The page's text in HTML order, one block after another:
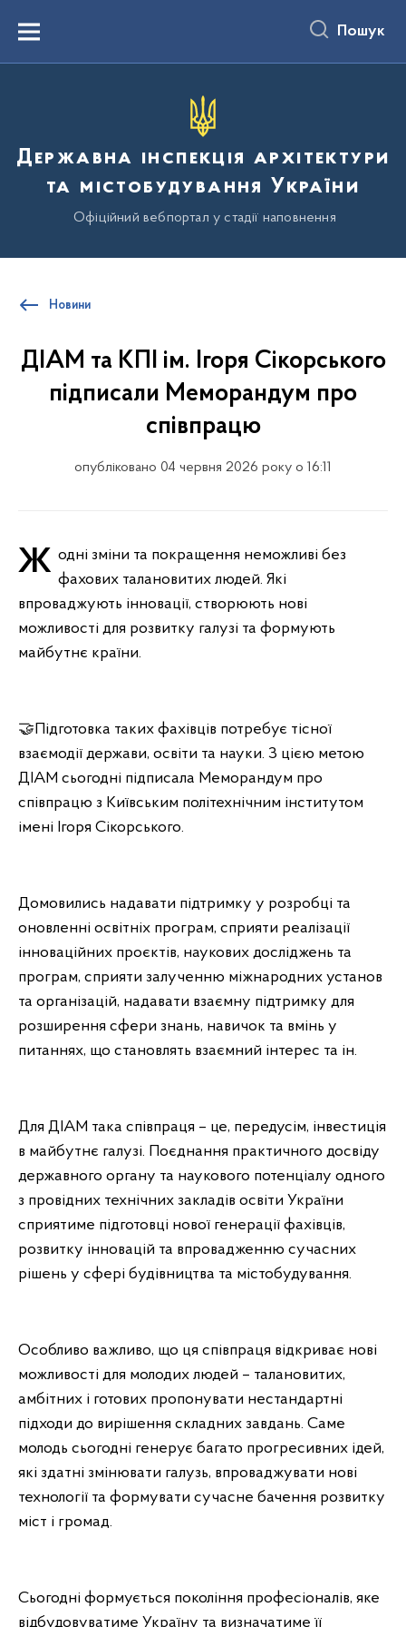
вмістуMenu Пошук
Державна інспекція архітектури
та містобудування України
Офіційний вебпортал у стадії наповнення
Новини
ДІАМ та КПІ ім. Ігоря Сікорського
підписали Меморандум про
співпрацю
опубліковано 04 червня 2026 року о 16:11
Жодні зміни та покращення неможливі без фахових талановитих людей. Які
впроваджують інновації, створюють нові
можливості для розвитку галузі та формують
майбутнє країни.
🤝Підготовка таких фахівців потребує тісної
взаємодії держави, освіти та науки. З цією метою
ДІАМ сьогодні підписала Меморандум про
співпрацю з Київським політехнічним інститутом
імені Ігоря Сікорського.
Домовились надавати підтримку у розробці та
оновленні освітніх програм, сприяти реалізації
інноваційних проєктів, наукових досліджень та
програм, сприяти залученню міжнародних установ
та організацій, надавати взаємну підтримку для
розширення сфери знань, навичок та вмінь у
питаннях, що становлять взаємний інтерес та ін.
Для ДІАМ така співпраця – це, передусім, інвестиція
в майбутнє галузі. Поєднання практичного досвіду
державного органу та наукового потенціалу одного
з провідних технічних закладів освіти України
сприятиме підготовці нової генерації фахівців,
розвитку інновацій та впровадженню сучасних
рішень у сфері будівництва та містобудування.
Особливо важливо, що ця співпраця відкриває нові
можливості для молодих людей – талановитих,
амбітних і готових пропонувати нестандартні
підходи до вирішення складних завдань. Саме
молодь сьогодні генерує багато прогресивних ідей,
які здатні змінювати галузь, впроваджувати нові
технології та формувати сучасне бачення розвитку
міст і громад.
Сьогодні формується покоління професіоналів, яке
відбудовуватиме Україну та визначатиме її